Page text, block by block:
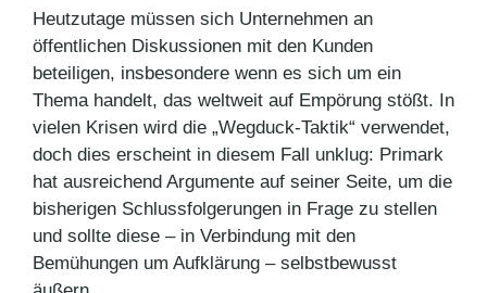
Heutzutage müssen sich Unternehmen an
öffentlichen Diskussionen mit den Kunden
beteiligen, insbesondere wenn es sich um ein
Thema handelt, das weltweit auf Empörung stößt. In
vielen Krisen wird die „Wegduck-Taktik“ verwendet,
doch dies erscheint in diesem Fall unklug: Primark
hat ausreichend Argumente auf seiner Seite, um die
bisherigen Schlussfolgerungen in Frage zu stellen
und sollte diese – in Verbindung mit den
Bemühungen um Aufklärung – selbstbewusst